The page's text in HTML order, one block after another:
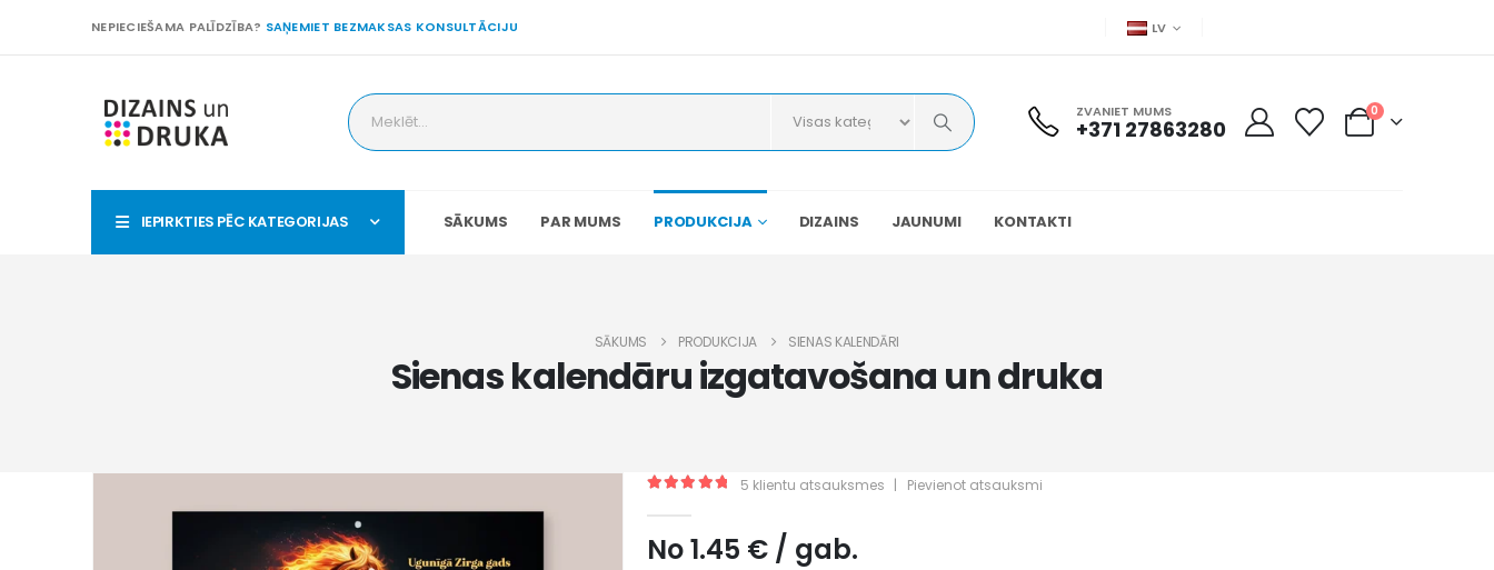
NEPIECIEŠAMA PALĪDZĪBA? SAŅEMIET BEZMAKSAS KONSULTĀCIJU LV
ZVANIET MUMS
+371 27863280
0
IEPIRKTIES PĒC KATEGORIJAS SĀKUMS PAR MUMS PRODUKCIJA DIZAINS JAUNUMI KONTAKTI
SĀKUMS PRODUKCIJA SIENAS KALENDĀRI
Sienas kalendāru izgatavošana un druka
5 klientu atsauksmes | Pievienot atsauksmi
No1.45 € / gab.